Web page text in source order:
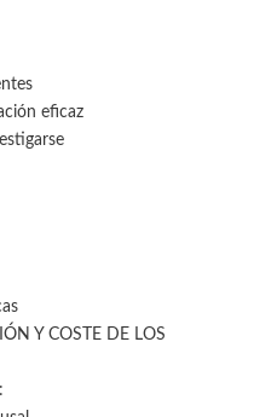
eficaz
Y COSTE DE LOS